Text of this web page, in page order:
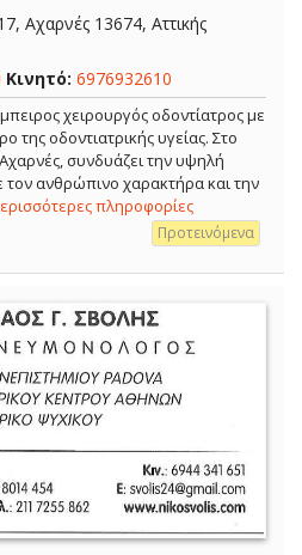
Αχαρνές 13674, Αττικής
Κινητό: 6976932610
χειρουργός οδοντίατρος με
της οδοντιατρικής υγείας. Στο
συνδυάζει την υψηλή
τον ανθρώπινο χαρακτήρα και την
πληροφορίες
Προτεινόμενα